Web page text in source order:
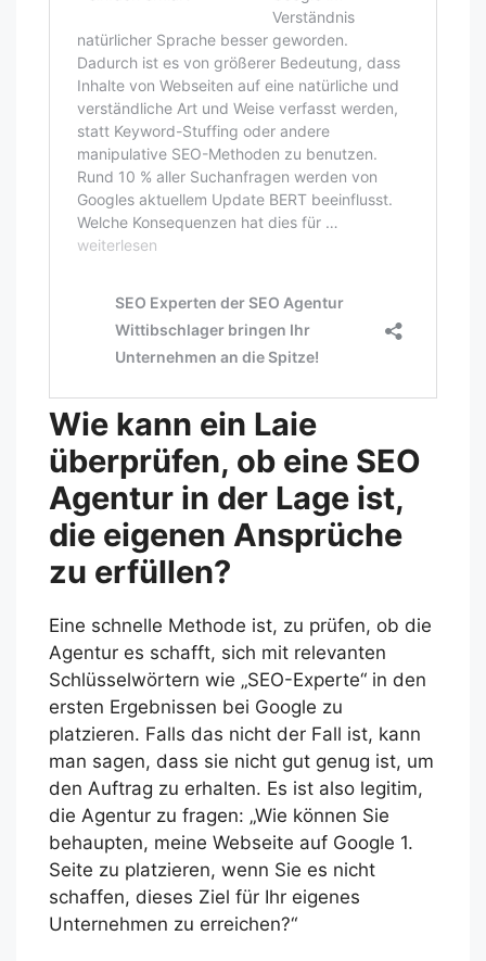
Wie kann ein Laie
überprüfen, ob eine SEO
Agentur in der Lage ist,
die eigenen Ansprüche
zu erfüllen?
Eine schnelle Methode ist, zu prüfen, ob die
Agentur es schafft, sich mit relevanten
Schlüsselwörtern wie „SEO-Experte“ in den
ersten Ergebnissen bei Google zu
platzieren. Falls das nicht der Fall ist, kann
man sagen, dass sie nicht gut genug ist, um
den Auftrag zu erhalten. Es ist also legitim,
die Agentur zu fragen: „Wie können Sie
behaupten, meine Webseite auf Google 1.
Seite zu platzieren, wenn Sie es nicht
schaffen, dieses Ziel für Ihr eigenes
Unternehmen zu erreichen?“